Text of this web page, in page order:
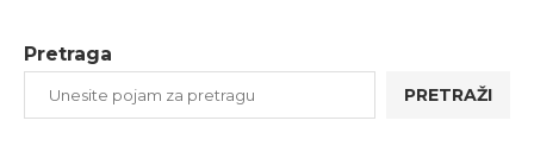
Pretraga
PRETRAŽI